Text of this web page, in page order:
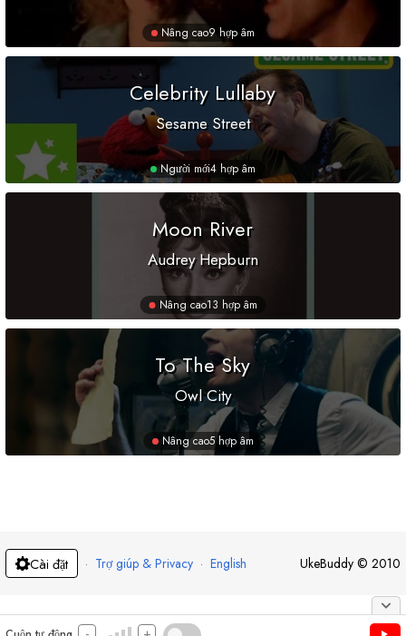
Nâng cao9 hợp âm
Celebrity Lullaby
Sesame Street
Người mới4 hợp âm
Moon River
Audrey Hepburn
Nâng cao13 hợp âm
To The Sky
Owl City
Nâng cao5 hợp âm
Cài đặt · Trợ giúp & Privacy · English UkeBuddy © 2010